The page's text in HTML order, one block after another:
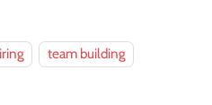
team building